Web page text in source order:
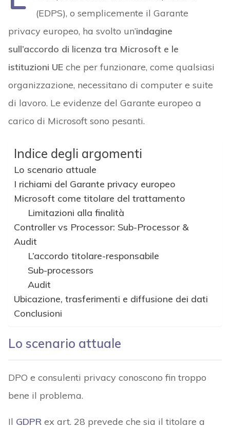
(EDPS), o semplicemente il Garante
privacy europeo, ha svolto un’indagine
sull’accordo di licenza tra Microsoft e le
istituzioni UEche per funzionare, come qualsiasi
organizzazione, necessitano di computer e suite
di lavoro. Le evidenze del Garante europeo a
carico di Microsoft sono pesanti.
Indice degli argomenti
Lo scenario attuale
I richiami del Garante privacy europeo
Microsoft come titolare del trattamento
Limitazioni alla finalità
Controller vs Processor: Sub-Processor &
Audit
L’accordo titolare-responsabile
Sub-processors
Audit
Ubicazione, trasferimenti e diffusione dei dati
Conclusioni
Lo scenario attuale
DPO e consulenti privacy conoscono fin troppo
bene il problema.
Il GDPRex art. 28 prevede che sia il titolare a